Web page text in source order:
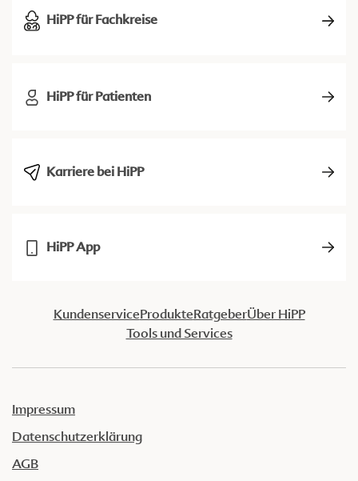
HiPP für Fachkreise
HiPP für Patienten
Karriere bei HiPP
HiPP App
KundenserviceProdukteRatgeberÜber HiPP
Tools und Services
Impressum
Datenschutzerklärung
AGB